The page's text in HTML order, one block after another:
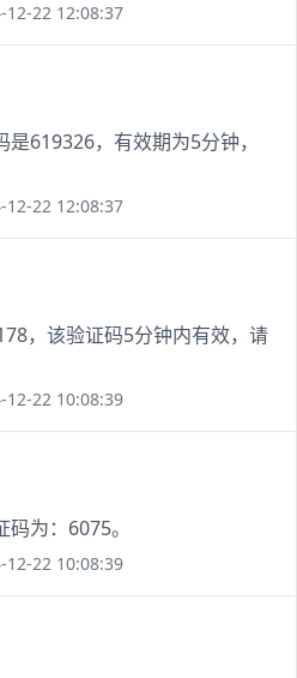
12-22 12:08:37
是619326，有效期为5分钟，
12-22 12:08:37
，该验证码5分钟内有效，请
12-22 10:08:39
码为：6075。
12-22 10:08:39